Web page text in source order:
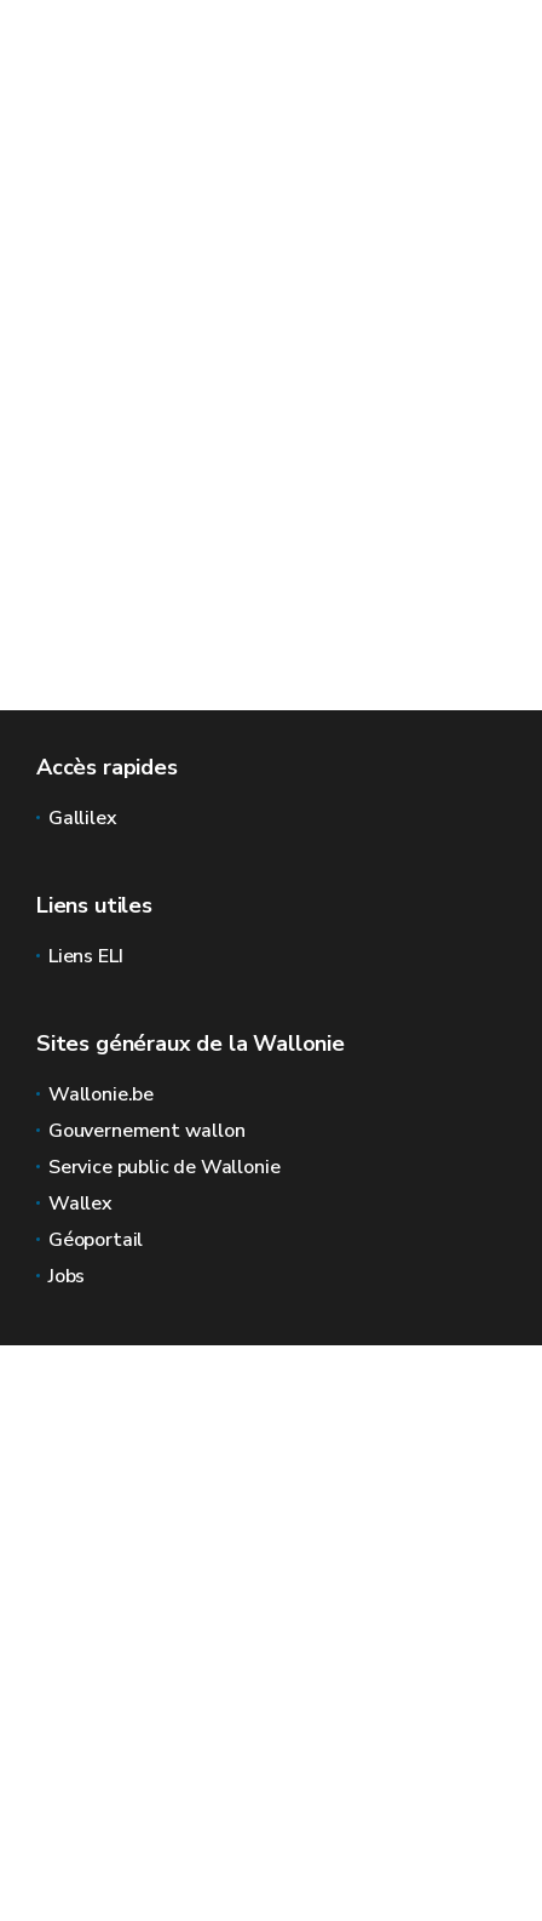
Accès rapides
Gallilex
Liens utiles
Liens ELI
Sites généraux de la Wallonie
Wallonie.be
Gouvernement wallon
Service public de Wallonie
Wallex
Géoportail
Jobs